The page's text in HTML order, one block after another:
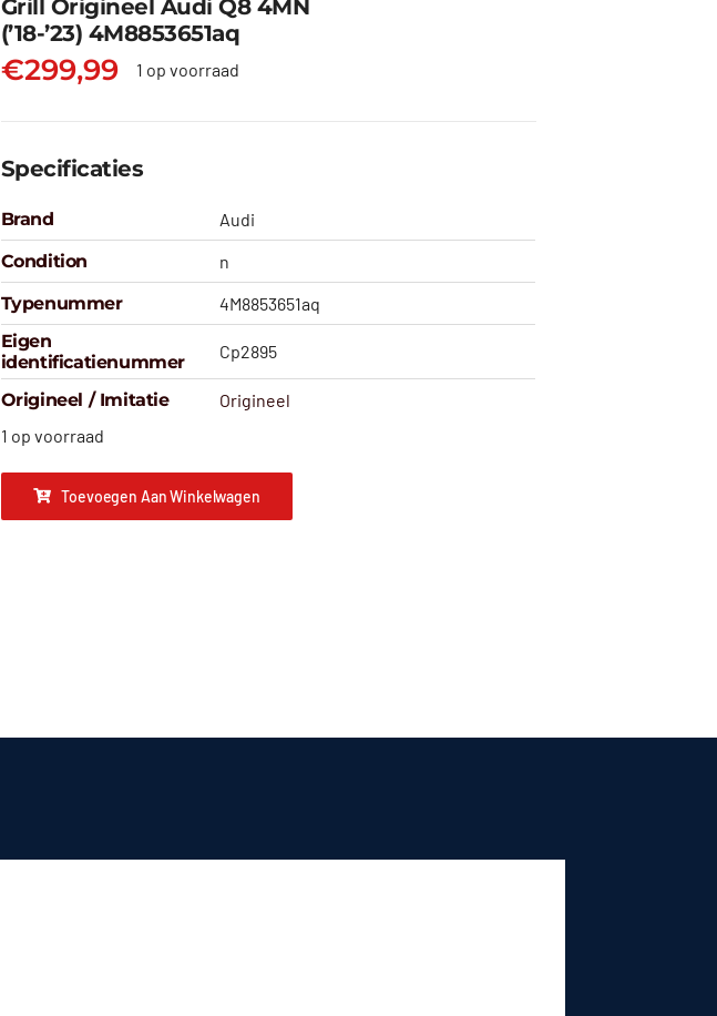
Grill Origineel Audi Q8 4MN
(’18-’23) 4M8853651aq
€299,99 1 op voorraad
Specificaties
Brand
Audi
Condition
n
Typenummer
4M8853651aq
Eigen
identificatienummer
Cp2895
Origineel / Imitatie
Origineel
1 op voorraad
Toevoegen Aan Winkelwagen